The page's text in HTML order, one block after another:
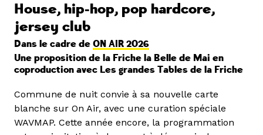
House, hip-hop, pop hardcore,
jersey club
Dans le cadre de ON AIR 2026
Une proposition de la Friche la Belle de Mai en
coproduction avec Les grandes Tables de la Friche
Commune de nuit convie à sa nouvelle carte
blanche sur On Air, avec une curation spéciale
WAVMAP. Cette année encore, la programmation